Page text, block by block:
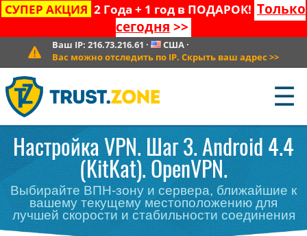
СУПЕР АКЦИЯ 2 Года + 1 год в ПОДАРОК! Только
сегодня >>
Ваш IP: 216.73.216.61 · США·
Вас можно отследить по IP. Скрыть ваш адрес >>
☰
Настройка VPN. Шаг 3. Android 4.4
(KitKat). OpenVPN.
Выбирайте ВПН-зону и сервера, ближайшие к
вашему текущему местоположению для
лучшей скорости и стабильности соединения